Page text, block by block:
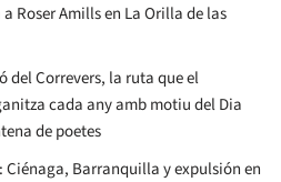
Roser Amills en La Orilla de las
del Correvers, la ruta que el
cada any amb motiu del Dia
de poetes
Ciénaga, Barranquilla y expulsión en